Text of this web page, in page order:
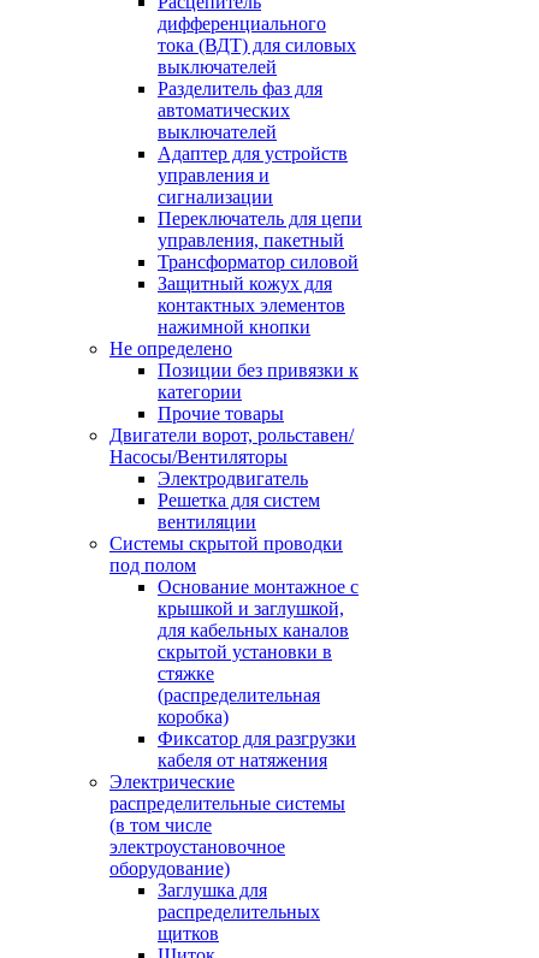
дифференциального
тока (ВДТ) для силовых
выключателей
Разделитель фаз для
автоматических
выключателей
Адаптер для устройств
управления и
сигнализации
Переключатель для цепи
управления, пакетный
Трансформатор силовой
Защитный кожух для
контактных элементов
нажимной кнопки
Не определено
Позиции без привязки к
категории
Прочие товары
Двигатели ворот, рольставен/
Насосы/Вентиляторы
Электродвигатель
Решетка для систем
вентиляции
Системы скрытой проводки
под полом
Основание монтажное с
крышкой и заглушкой,
для кабельных каналов
скрытой установки в
стяжке
(распределительная
коробка)
Фиксатор для разгрузки
кабеля от натяжения
Электрические
распределительные системы
(в том числе
электроустановочное
оборудование)
Заглушка для
распределительных
щитков